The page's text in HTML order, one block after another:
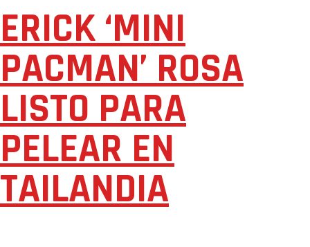
ERICK ‘MINI
PACMAN’ ROSA
LISTO PARA
PELEAR EN
TAILANDIA